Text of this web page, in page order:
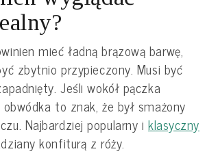
mieć ładną brązową barwę,
zbytnio przypieczony. Musi być
Jeśli wokół pączka
to znak, że był smażony
Najbardziej popularny i klasyczny
konfiturą z róży.